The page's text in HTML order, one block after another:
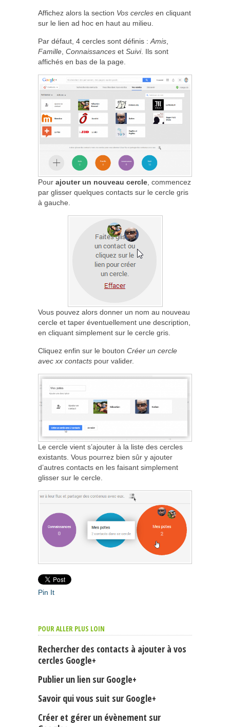
Affichez alors la section Vos cercles en cliquant
sur le lien ad hoc en haut au milieu.
Par défaut, 4 cercles sont définis : Amis
Famille Connaissances et Suivi. Ils sont
affichés en bas de la page.
Pour ajouter un nouveau cercle , commencez
par glisser quelques contacts sur le cercle gris
à gauche.
Vous pouvez alors donner un nom au nouveau
cercle et taper éventuellement une description,
en cliquant simplement sur le cercle gris.
Cliquez enfin sur le bouton Créer un cercle
avec xx contacts pour valider.
Le cercle vient s’ajouter à la liste des cercles
existants. Vous pourrez bien sûr y ajouter
d’autres contacts en les faisant simplement
glisser sur le cercle.
Pin It
POUR ALLER PLUS LOIN
Rechercher des contacts à ajouter à vos
cercles Google+
Publier un lien sur Google+
Savoir qui vous suit sur Google+
Créer et gérer un évènement sur